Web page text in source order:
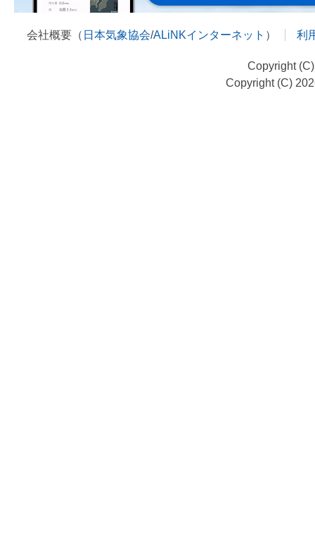
会社概要（ 日本気象協会/ALiNKインターネット ） 利
Copyright
Copyright (C)